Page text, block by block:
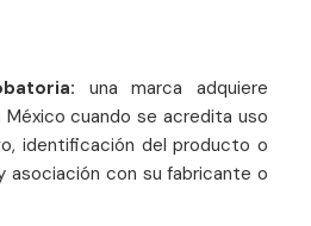
una marca adquiere
cuando se acredita uso
identificación del producto o
asociación con su fabricante o